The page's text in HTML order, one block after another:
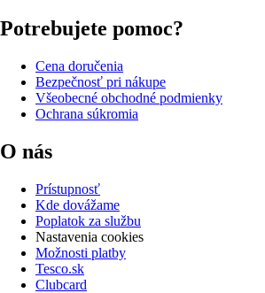
Potrebujete pomoc?
Cena doručenia
Bezpečnosť pri nákupe
Všeobecné obchodné podmienky
Ochrana súkromia
O nás
Prístupnosť
Kde dovážame
Poplatok za službu
Nastavenia cookies
Možnosti platby
Tesco.sk
Clubcard